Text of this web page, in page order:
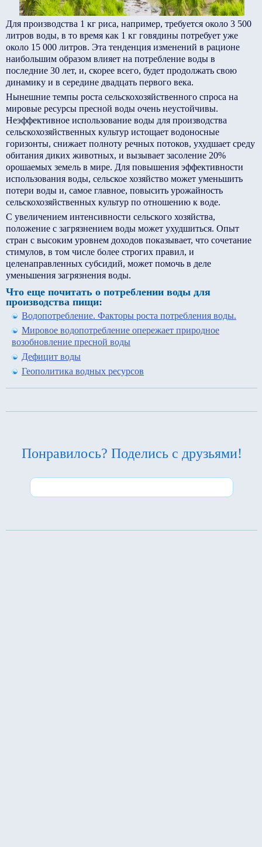
Для производства 1 кг риса, например, требуется около 3 500
литров воды, в то время как 1 кг говядины потребует уже
около 15 000 литров. Эта тенденция изменений в рационе
наибольшим образом влияет на потребление воды в
последние 30 лет, и, скорее всего, будет продолжать свою
динамику и в середине двадцать первого века.
Нынешние темпы роста сельскохозяйственного спроса на
мировые ресурсы пресной воды очень неустойчивы.
Неэффективное использование воды для производства
сельскохозяйственных культур истощает водоносные
горизонты, снижает полноту речных потоков, ухудшает среду
обитания диких животных, и вызывает засоление 20%
орошаемых земель в мире. Для повышения эффективности
использования воды, сельское хозяйство может уменьшить
потери воды и, самое главное, повысить урожайность
сельскохозяйственных культур по отношению к воде.
С увеличением интенсивности сельского хозяйства,
положение с загрязнением воды может ухудшиться. Опыт
стран с высоким уровнем доходов показывает, что сочетание
стимулов, в том числе более строгих правил, и
целенаправленных субсидий, может помочь в деле
уменьшения загрязнения воды.
Что еще почитать о потреблении воды для
производства пищи:
Водопотребление. Факторы роста потребления воды.
Мировое водопотребление опережает природное
возобновление пресной воды
Дефицит воды
Геополитика водных ресурсов
Понравилось? Поделись с друзьями!